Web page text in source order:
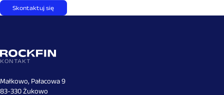
Skontaktuj się
KONTAKT
Małkowo, Pałacowa 9
83-330 Żukowo